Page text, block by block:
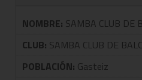
NOMBRE: SAMBA CLUB DE
CLUB: SAMBA CLUB DE
POBLACIÓN: Gasteiz